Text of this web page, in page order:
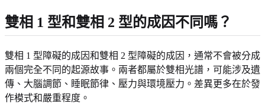
雙相 1 型和雙相 2 型的成因不同嗎？
雙相 1 型障礙的成因和雙相 2 型障礙的成因，通常不會被分成
兩個完全不同的起源故事。兩者都屬於雙相光譜，可能涉及遺
傳、大腦調節、睡眠節律、壓力與環境壓力。差異更多在於發
作模式和嚴重程度。